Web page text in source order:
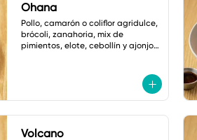
Ohana
Pollo, camarón o coliflor agridulce,
brócoli, zanahoria, mix de
pimientos, elote, cebollín y ajonjolí.
Volcano